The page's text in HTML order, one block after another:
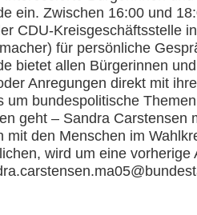
ein. Zwischen 16:00 und
CDU-Kreisgeschäftsstelle
für persönliche
bietet allen Bürgerinnen
Anregungen direkt mit
um bundespolitische
geht – Sandra Carstensen
mit den Menschen im
wird um eine